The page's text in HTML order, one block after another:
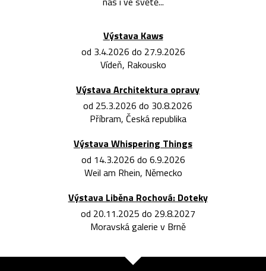
Výstava Kaws
od 3.4.2026 do 27.9.2026
Vídeň, Rakousko
Výstava Architektura opravy
od 25.3.2026 do 30.8.2026
Příbram, Česká republika
Výstava Whispering Things
od 14.3.2026 do 6.9.2026
Weil am Rhein, Německo
Výstava Liběna Rochová: Doteky
od 20.11.2025 do 29.8.2027
Moravská galerie v Brně